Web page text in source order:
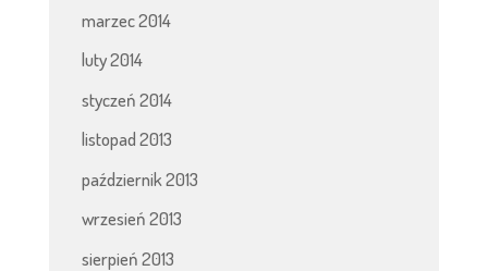
marzec 2014
luty 2014
styczeń 2014
listopad 2013
październik 2013
wrzesień 2013
sierpień 2013